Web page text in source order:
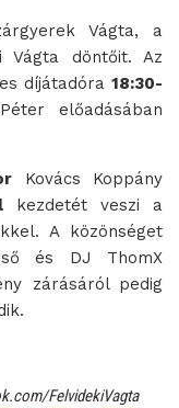
Vágta, a
Vágta döntőit. Az
díjátadóra 18:30-
előadásában
Kovács Koppány
kezdetét veszi a
A közönséget
és DJ ThomX
zárásáról pedig
FelvidekiVagta